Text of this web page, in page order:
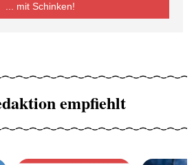
... mit Schinken!
empfiehlt